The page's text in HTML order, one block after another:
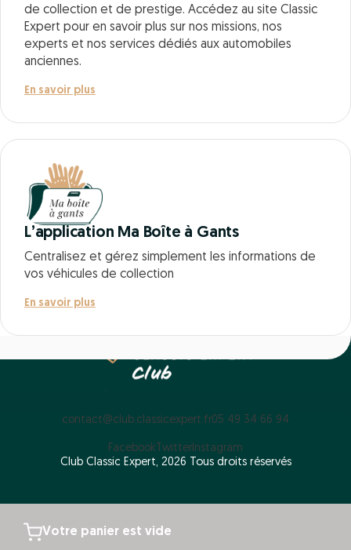
Votre panier est vide
de collection et de prestige. Accédez au site Classic
Expert pour en savoir plus sur nos missions, nos
experts et nos services dédiés aux automobiles
anciennes.
En savoir plus
L’application Ma Boîte à Gants
Centralisez et gérez simplement les informations de
vos véhicules de collection
En savoir plus
contact@club.classicexpert.fr05 49 34 66 94
Facebook TwitterInstagram
Club Classic Expert, 2026 Tous droits réservés